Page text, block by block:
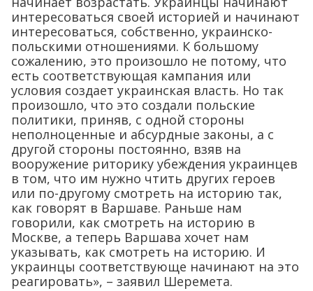
интересоваться своей историей и начинают
интересоваться, собственно, украинско-
польскими отношениями. К большому
сожалению, это произошло не потому, что
есть соответствующая кампания или
условия создает украинская власть. Но так
произошло, что это создали польские
политики, приняв, с одной стороны
неполноценные и абсурдные законы, а с
другой стороны постоянно, взяв на
вооружение риторику убеждения украинцев
в том, что им нужно чтить других героев
или по-другому смотреть на историю так,
как говорят в Варшаве. Раньше нам
говорили, как смотреть на историю в
Москве, а теперь Варшава хочет нам
указывать, как смотреть на историю. И
украинцы соответствующе начинают на это
реагировать», – заявил Шеремета.